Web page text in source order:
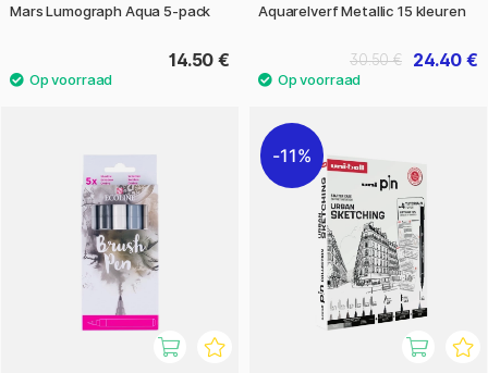
Mars Lumograph Aqua 5-pack
14.50 €
Aquarelverf Metallic 15 kleuren
24.40 €
30.50 €
11%